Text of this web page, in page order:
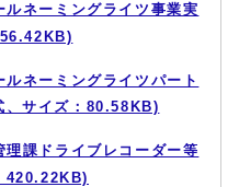
ネーミングライツ事業実
ネーミングライツパート
、サイズ：80.58KB)
課ドライブレコーダー等
420.22KB)